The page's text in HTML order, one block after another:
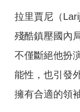
拉里賈尼（
殘酷鎮壓國內
不僅斷絕他扮
能性，也引發
擁有合適的領